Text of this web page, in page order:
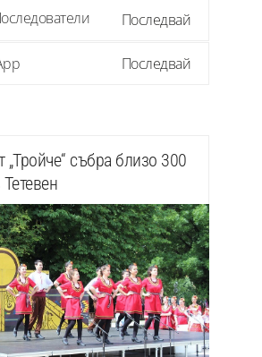
Последвай
Последвай
„Тройче“ събра близо 300